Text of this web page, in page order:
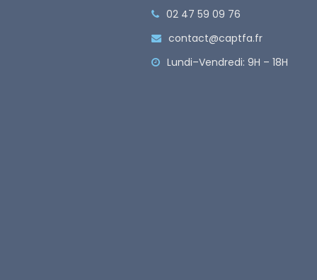
02 47 59 09 76
contact@captfa.fr
Lundi–Vendredi: 9H – 18H